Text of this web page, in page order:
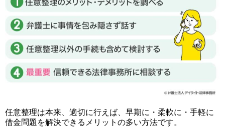
任意整理は本来、適切に行えば、早期に・柔軟に・手軽に
借金問題を解決できるメリットの多い方法です。